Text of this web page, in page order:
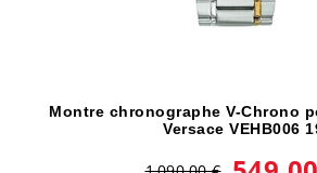
Montre chronographe V-Chrono
Versace VEHB006